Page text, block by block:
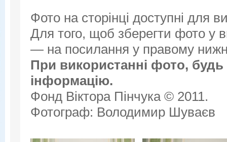
Фото на сторінці доступні для
Для того, щоб зберегти фото у
— на посилання у правому
При використанні фото, будь
інформацію.
Фонд Віктора Пінчука © 2011.
Фотограф: Володимир Шуваєв